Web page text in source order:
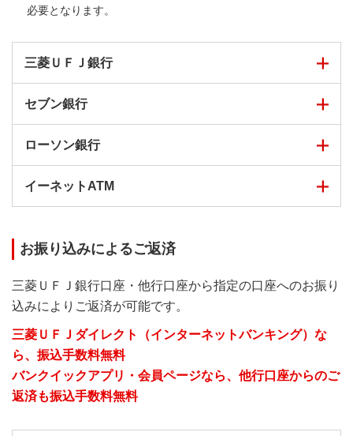
必要となります。
三菱ＵＦＪ銀行
以下の手順でご利用いただけます。
硬貨のお取り扱いは平日8:45～18:00となります。
1
押す
「マイカード」「クレジットカード」「その他取引＞カー
ドローン」ボタンからのご返済は出来ません。
セブン銀行
STEP.1 トップ画面の状態で、バンクイックカ
STEP.2 画面の 「お預入れ」ボタンを押す
ローソン銀行
以下の手順でご利用いただけます。
STEP.1 「取引開始」ボタンを押し、バンク
イックカードを挿入する
イーネットATM
以下の手順でご利用いただけます。
STEP.1 「取引開始」ボタンを押し、バンク
イックカードを挿入する
お振り込みによるご返済
三菱ＵＦＪ銀行口座・他行口座から指定の口座へのお振り
込みによりご返済が可能です。
三菱ＵＦＪダイレクト（インターネットバンキング）な
ら、振込手数料無料
バンクイックアプリ・会員ページなら、他行口座からのご
返済も振込手数料無料